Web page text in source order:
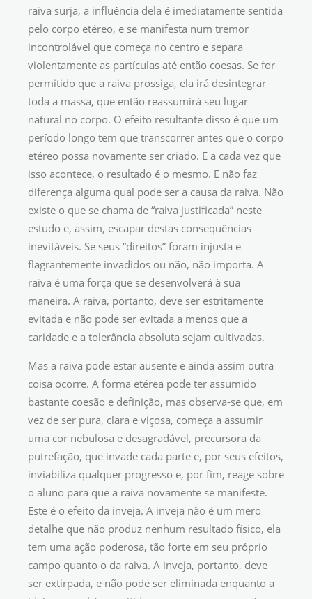
raiva surja, a influência dela é imediatamente sentida
pelo corpo etéreo, e se manifesta num tremor
incontrolável que começa no centro e separa
violentamente as partículas até então coesas. Se for
permitido que a raiva prossiga, ela irá desintegrar
toda a massa, que então reassumirá seu lugar
natural no corpo. O efeito resultante disso é que um
período longo tem que transcorrer antes que o corpo
etéreo possa novamente ser criado. E a cada vez que
isso acontece, o resultado é o mesmo. E não faz
diferença alguma qual pode ser a causa da raiva. Não
existe o que se chama de “raiva justificada” neste
estudo e, assim, escapar destas consequências
inevitáveis. Se seus “direitos” foram injusta e
flagrantemente invadidos ou não, não importa. A
raiva é uma força que se desenvolverá à sua
maneira. A raiva, portanto, deve ser estritamente
evitada e não pode ser evitada a menos que a
caridade e a tolerância absoluta sejam cultivadas.
Mas a raiva pode estar ausente e ainda assim outra
coisa ocorre. A forma etérea pode ter assumido
bastante coesão e definição, mas observa-se que, em
vez de ser pura, clara e viçosa, começa a assumir
uma cor nebulosa e desagradável, precursora da
putrefação, que invade cada parte e, por seus efeitos,
inviabiliza qualquer progresso e, por fim, reage sobre
o aluno para que a raiva novamente se manifeste.
Este é o efeito da inveja. A inveja não é um mero
detalhe que não produz nenhum resultado físico, ela
tem uma ação poderosa, tão forte em seu próprio
campo quanto o da raiva. A inveja, portanto, deve
ser extirpada, e não pode ser eliminada enquanto a